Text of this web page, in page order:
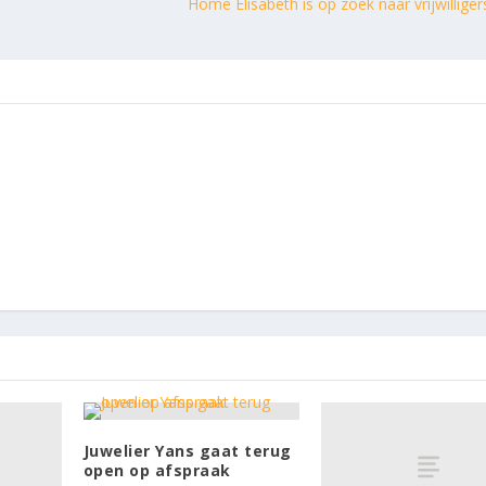
Juwelier Yans gaat terug
open op afspraak